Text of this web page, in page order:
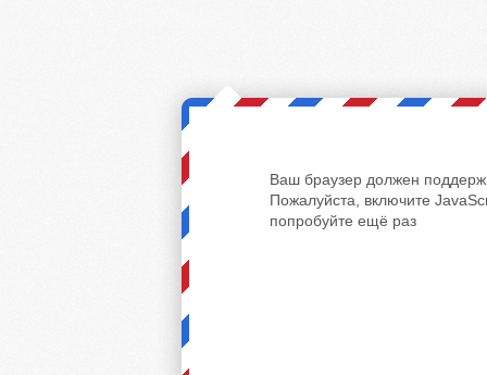
Ваш браузер должен
Пожалуйста, включите
попробуйте ещё раз